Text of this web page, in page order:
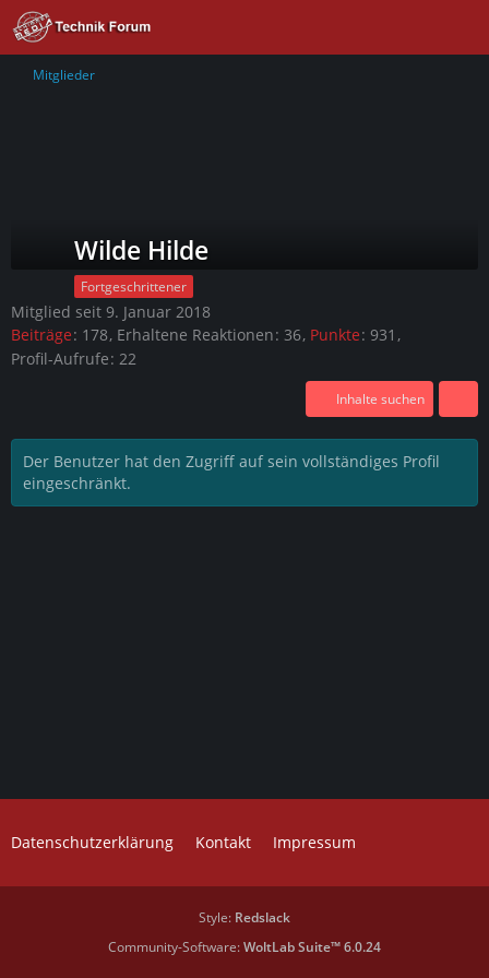
Mitglieder
Wilde Hilde
Fortgeschrittener
Mitglied seit 9. Januar 2018
Beiträge 178 Erhaltene Reaktionen 36 Punkte 931
Profil-Aufrufe 22
Inhalte suchen
Der Benutzer hat den Zugriff auf sein vollständiges Profil
eingeschränkt.
Datenschutzerklärung Kontakt Impressum
Style: Redslack
Community-Software:WoltLab Suite™ 6.0.24